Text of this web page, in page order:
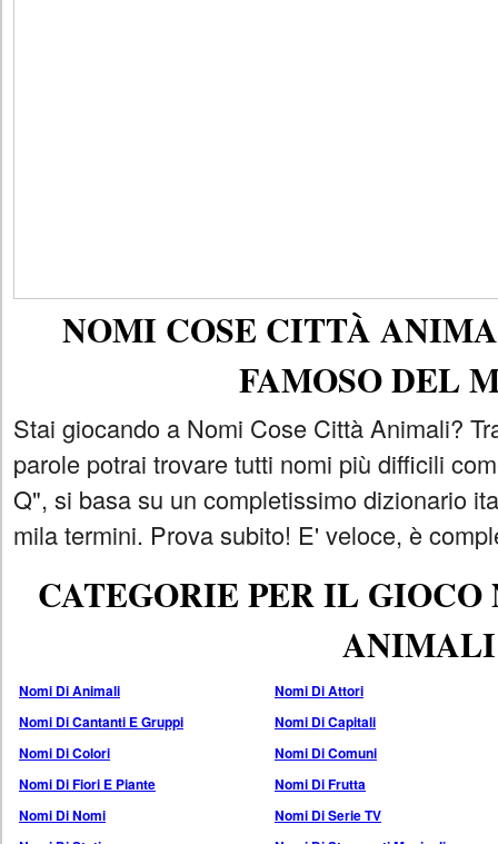
NOMI COSE CITTÀ
FAMOSO DEL
Stai giocando a Nomi Cose Città Animali?
parole potrai trovare tutti nomi più difficili
Q", si basa su un completissimo dizionario
mila termini. Prova subito! E' veloce, è
CATEGORIE PER IL
ANIMALI
Nomi Di Animali
Nomi Di Attori
Nomi Di Cantanti E Gruppi
Nomi Di Capitali
Nomi Di Colori
Nomi Di Comuni
Nomi Di Fiori E Piante
Nomi Di Frutta
Nomi Di Nomi
Nomi Di Serie TV